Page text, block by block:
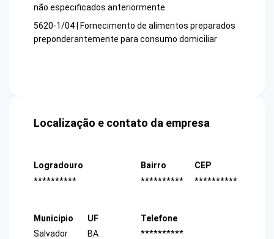
não especificados anteriormente
5620-1/04 | Fornecimento de alimentos preparados
preponderantemente para consumo domiciliar
Localização e contato da empresa
Logradouro
**********
Bairro
**********
CEP
**********
Município
Salvador
UF
BA
Telefone
**********